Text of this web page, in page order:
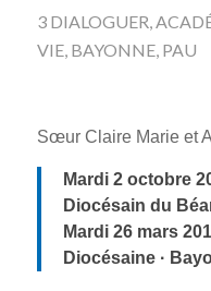
3 DIALOGUER
VIE, BAYONNE, PAU
Sœur Claire Marie et
Mardi 2 octobre
Diocésain du
Mardi 26 mars
Diocésaine ·